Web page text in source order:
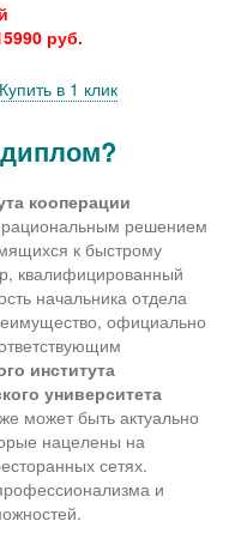
руб.
Купить в 1 клик
кооперации
рациональным решением
к быстрому
квалифицированный
начальника отдела
официально
института
университета
может быть актуально
нацелены на
сетях.
и